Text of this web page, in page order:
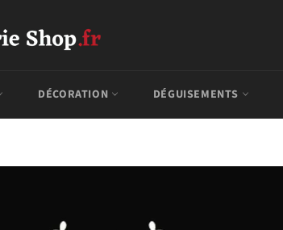
DÉCORATION DÉGUISEMENTS